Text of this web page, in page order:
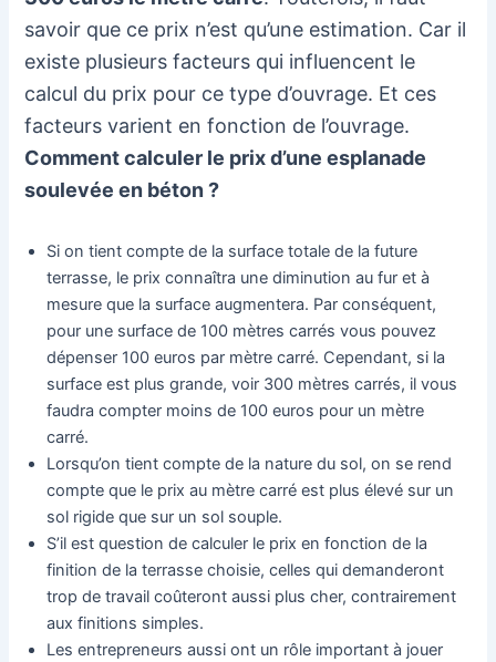
savoir que ce prix n’est qu’une estimation. Car il
existe plusieurs facteurs qui influencent le
calcul du prix pour ce type d’ouvrage. Et ces
facteurs varient en fonction de l’ouvrage.
Comment calculer le prix d’une esplanade
soulevée en béton ?
Si on tient compte de la surface totale de la future
terrasse, le prix connaîtra une diminution au fur et à
mesure que la surface augmentera. Par conséquent,
pour une surface de 100 mètres carrés vous pouvez
dépenser 100 euros par mètre carré. Cependant, si la
surface est plus grande, voir 300 mètres carrés, il vous
faudra compter moins de 100 euros pour un mètre
carré.
Lorsqu’on tient compte de la nature du sol, on se rend
compte que le prix au mètre carré est plus élevé sur un
sol rigide que sur un sol souple.
S’il est question de calculer le prix en fonction de la
finition de la terrasse choisie, celles qui demanderont
trop de travail coûteront aussi plus cher, contrairement
aux finitions simples.
Les entrepreneurs aussi ont un rôle important à jouer